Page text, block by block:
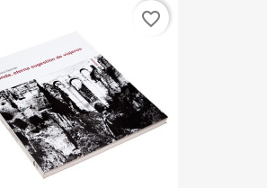
favorite_border